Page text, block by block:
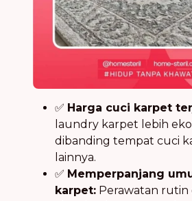
✅ Harga cuci karpet
laundry karpet lebih
dibanding tempat cuci
lainnya.
✅ Memperpanjang
karpet: Perawatan rutin